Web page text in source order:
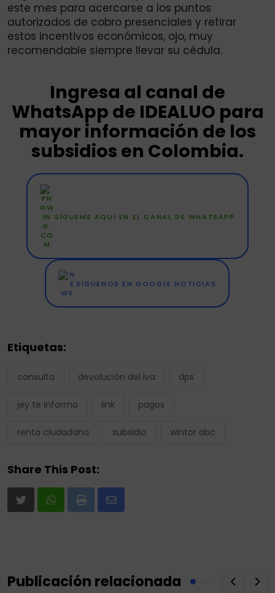
este mes para acercarse a los puntos
autorizados de cobro presenciales y retirar
estos incentivos económicos, ojo, muy
recomendable siempre llevar su cédula.
Ingresa al canal de
WhatsApp de IDEALUO para
mayor información de los
subsidios en Colombia.
SÍGUEME AQUÍ EN EL CANAL DE WHATSAPP
SÍGUENOS EN GOOGLE NOTICIAS
Etiquetas:
consulta devolución del iva dps
jey te informa link pagos
renta ciudadana subsidio wintor abc
Share This Post:
Print
Share
Publicación relacionada